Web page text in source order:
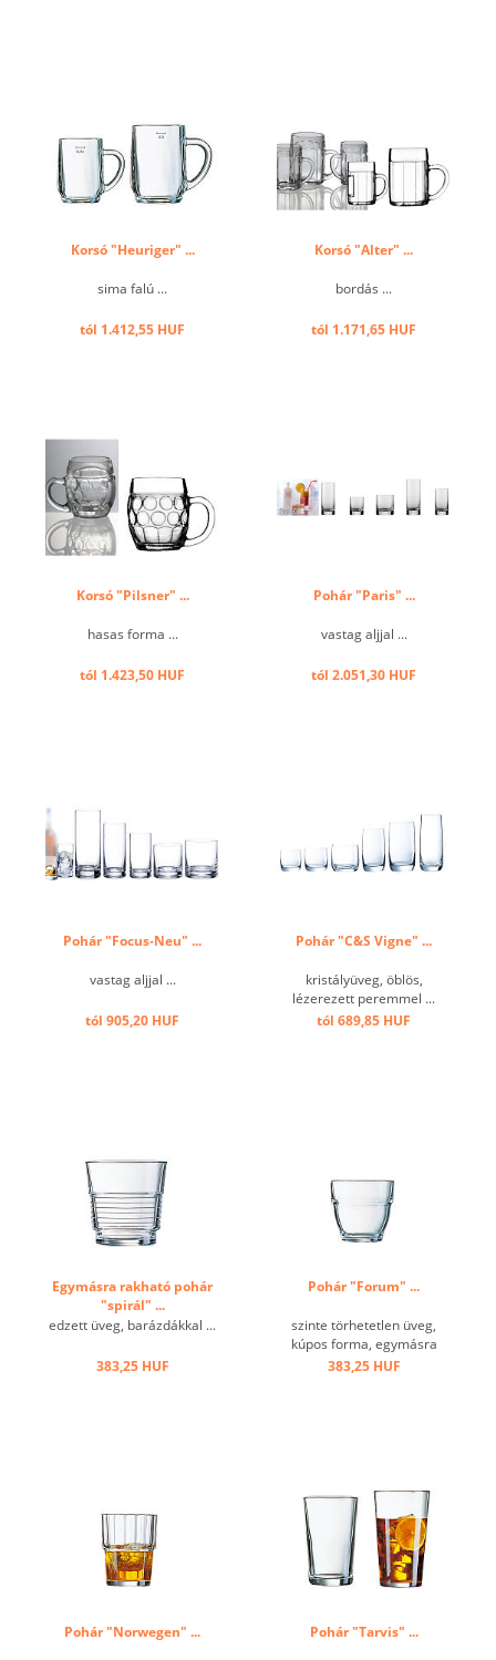
Korsó "Heuriger" ...
sima falú ...
tól 1.412,55 HUF
Korsó "Alter" ...
bordás ...
tól 1.171,65 HUF
Korsó "Pilsner" ...
hasas forma ...
tól 1.423,50 HUF
Pohár "Paris" ...
vastag aljjal ...
tól 2.051,30 HUF
Pohár "Focus-Neu" ...
vastag aljjal ...
tól 905,20 HUF
Pohár "C&S Vigne" ...
kristályüveg, öblös,
lézerezett peremmel ...
tól 689,85 HUF
Egymásra rakható pohár
"spirál" ...
edzett üveg, barázdákkal ...
383,25 HUF
Pohár "Forum" ...
szinte törhetetlen üveg,
kúpos forma, egymásra
rakható ...
383,25 HUF
Pohár "Norwegen" ... Pohár "Tarvis" ...